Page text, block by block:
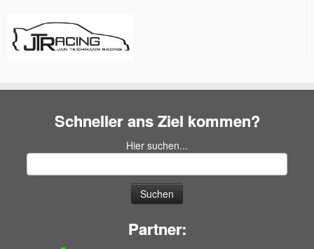
Schneller ans Ziel kommen?
Hier suchen...
Suchen
Partner: